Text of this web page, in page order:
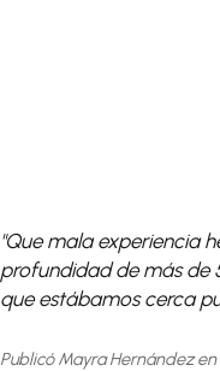
"Que mala experiencia
profundidad de más de
que estábamos cerca
Publicó Mayra Hernández